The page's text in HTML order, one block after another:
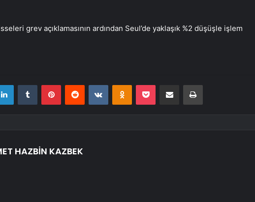
grev açıklamasının ardından Seul’de yaklaşık %2 düşüşle işlem
LinkedInTumblr PinterestReddit VKontakteOdnoklassniki
Pocket E-Posta ile paylaş Yazdır
HAZBİN KAZBEK